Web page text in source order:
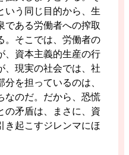
いう同じ目的から、生
である労働者への搾取
。そこでは、労働者の
、資本主義的生産の行
、現実の社会では、社
を担っているのは、
なのだ。だから、恐慌
の矛盾は、まさに、資
き起こすジレンマにほ